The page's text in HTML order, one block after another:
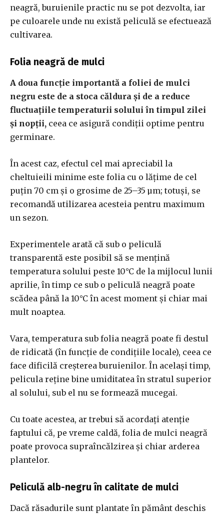
neagră, buruienile practic nu se pot dezvolta, iar
pe culoarele unde nu există peliculă se efectuează
cultivarea.
Folia neagră de mulci
A doua funcție importantă a foliei de mulci
negru este de a stoca căldura și de a reduce
fluctuațiile temperaturii solului în timpul zilei
și nopții, ceea ce asigură condiții optime pentru
germinare.
În acest caz, efectul cel mai apreciabil la
cheltuieili minime este folia cu o lățime de cel
puțin 70 cm și o grosime de 25–35 µm; totuși, se
recomandă utilizarea acesteia pentru maximum
un sezon.
Experimentele arată că sub o peliculă
transparentă este posibil să se mențină
temperatura solului peste 10°C de la mijlocul lunii
aprilie, în timp ce sub o peliculă neagră poate
scădea până la 10°C în acest moment și chiar mai
mult noaptea.
Vara, temperatura sub folia neagră poate fi destul
de ridicată (în funcție de condițiile locale), ceea ce
face dificilă creșterea buruienilor. În același timp,
pelicula reține bine umiditatea în stratul superior
al solului, sub el nu se formează mucegai.
Cu toate acestea, ar trebui să acordați atenție
faptului că, pe vreme caldă, folia de mulci neagră
poate provoca supraîncălzirea și chiar arderea
plantelor.
Peliculă alb-negru în calitate de mulci
Dacă răsadurile sunt plantate în pământ deschis